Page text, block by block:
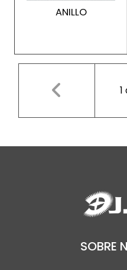
ANILLO
1
SOBRE